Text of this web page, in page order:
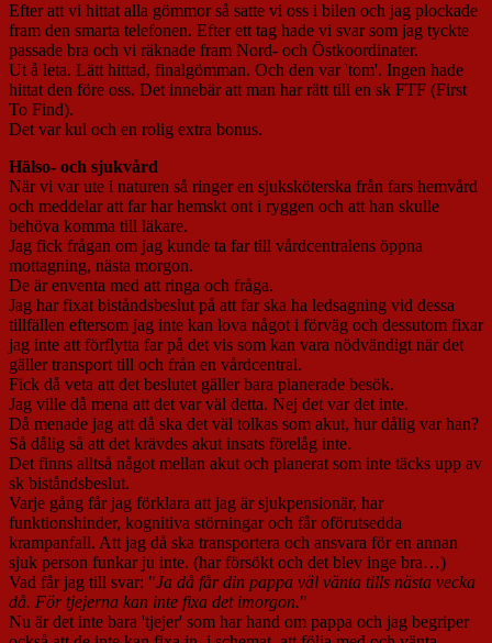
Efter att vi hittat alla gömmor så satte vi oss i bilen och jag plockade
fram den smarta telefonen. Efter ett tag hade vi svar som jag tyckte
passade bra och vi räknade fram Nord- och Östkoordinater.
Ut å leta. Lätt hittad, finalgömman. Och den var 'tom'. Ingen hade
hittat den före oss. Det innebär att man har rätt till en sk FTF (First
To Find).
Det var kul och en rolig extra bonus.
Hälso- och sjukvård
När vi var ute i naturen så ringer en sjuksköterska från fars hemvård
och meddelar att far har hemskt ont i ryggen och att han skulle
behöva komma till läkare.
Jag fick frågan om jag kunde ta far till vårdcentralens öppna
mottagning, nästa morgon.
De är enventa med att ringa och fråga.
Jag har fixat biståndsbeslut på att far ska ha ledsagning vid dessa
tillfällen eftersom jag inte kan lova något i förväg och dessutom fixar
jag inte att förflytta far på det vis som kan vara nödvändigt när det
gäller transport till och från en vårdcentral.
Fick då veta att det beslutet gäller bara planerade besök.
Jag ville då mena att det var väl detta. Nej det var det inte.
Då menade jag att då ska det väl tolkas som akut, hur dålig var han?
Så dålig så att det krävdes akut insats förelåg inte.
Det finns alltså något mellan akut och planerat som inte täcks upp av
sk biståndsbeslut.
Varje gång får jag förklara att jag är sjukpensionär, har
funktionshinder, kognitiva störningar och får oförutsedda
krampanfall. Att jag då ska transportera och ansvara för en annan
sjuk person funkar ju inte. (har försökt och det blev inge bra…)
Vad får jag till svar: "Ja då får din pappa väl vänta tills nästa vecka
då. För tjejerna kan inte fixa det imorgon."
Nu är det inte bara 'tjejer' som har hand om pappa och jag begriper